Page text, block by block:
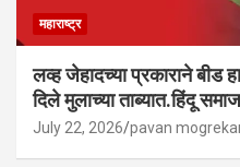
महाराष्ट्र
लव्ह जेहादच्या प्रकाराने बीड
दिले मुलाच्या ताब्यात.हिंदू
July 22, 2026 pavan